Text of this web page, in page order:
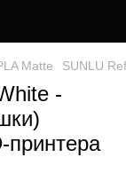
Matte SUNLU
-
принтера